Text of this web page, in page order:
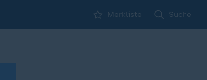
Merkliste Suche